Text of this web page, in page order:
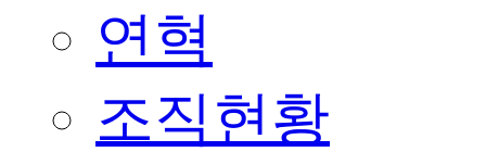
연혁
조직현황